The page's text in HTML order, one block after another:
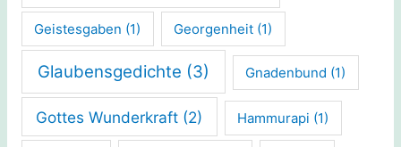
Geistesgaben (1) Georgenheit (1)
Glaubensgedichte (3) Gnadenbund (1)
Gottes Wunderkraft (2) Hammurapi (1)